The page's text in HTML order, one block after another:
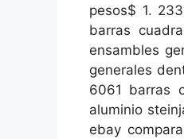
pesos$ 1.
barras
ensambles
generales
6061 barras
aluminio
ebay